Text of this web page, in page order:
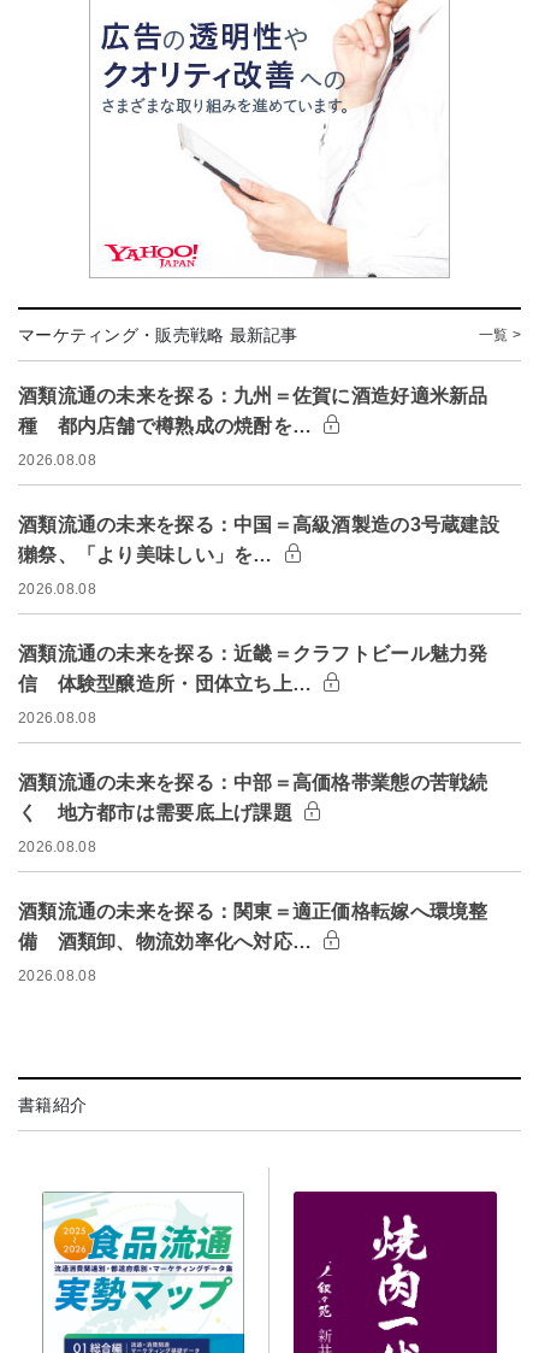
マーケティング・販売戦略 最新記事 一覧 >
酒類流通の未来を探る：九州＝佐賀に酒造好適米新品
種 都内店舗で樽熟成の焼酎を…
2026.08.08
酒類流通の未来を探る：中国＝高級酒製造の3号蔵建設
獺祭、「より美味しい」を…
2026.08.08
酒類流通の未来を探る：近畿＝クラフトビール魅力発
信 体験型醸造所・団体立ち上…
2026.08.08
酒類流通の未来を探る：中部＝高価格帯業態の苦戦続
く 地方都市は需要底上げ課題
2026.08.08
酒類流通の未来を探る：関東＝適正価格転嫁へ環境整
備 酒類卸、物流効率化へ対応…
2026.08.08
書籍紹介